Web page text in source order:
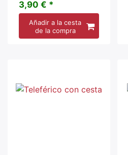
3,90 € *
Añadir a la cesta
de la compra